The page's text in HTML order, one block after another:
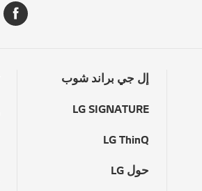
إل جي براند شوب
LG SIGNATURE
LG ThinQ
حول LG